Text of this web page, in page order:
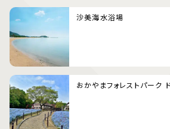
沙美海水浴場
おかやまフォレストパーク